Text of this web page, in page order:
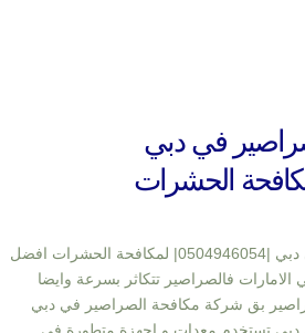
في دبي
شركة مكافحة الصراصير في دبي |0504946054| لمكافحة الحشرات افضل
فالصراصير تتكاثر بسرعة وايضا
بق شركة مكافحة الصراصير في دبي